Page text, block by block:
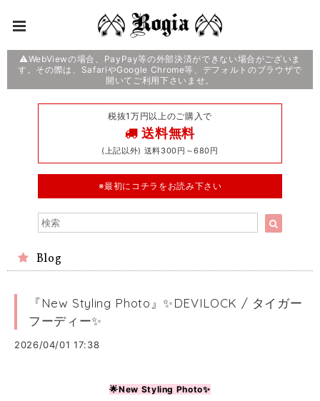
⚠️WebViewの場合、PayPay等の外部決済ができない場合がございま
す。その際は、SafariやGoogle Chrome等、デフォルトのブラウザで
開いてご利用下さいませ。
税抜1万円以上のご購入で
送料無料
(上記以外) 送料300円～680円
※最初にコチラをお読み下さい
Blog
『New Styling Photo』✨DEVILOCK / タイガー
フーディー✨
2026/04/01 17:38
🌟New Styling Photo✨